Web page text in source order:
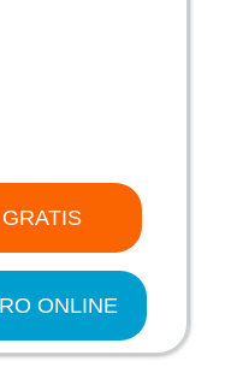
ONLINE